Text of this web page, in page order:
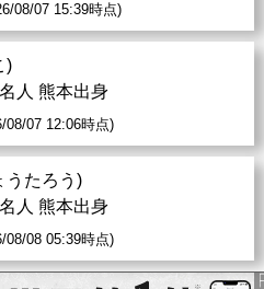
08/07 15:39時点)
)
人 熊本出身
08/07 12:06時点)
うたろう)
人 熊本出身
08/08 05:39時点)